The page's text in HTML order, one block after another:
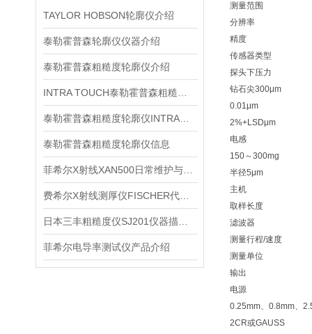
TAYLOR HOBSON轮廓仪介绍
泰勒霍普森轮廓仪仪器介绍
泰勒霍普森粗糙度轮廓仪介绍
泰勒霍普森粗糙度轮廓仪信息
菲希尔电导率测试仪产品介绍
测量范围
分辨率
精度
传感器类型
探头下压力
钻石尖300μm
0.01μm
2%+LSDμm
电感
150～300mg
半径5μm
主机
取样长度
滤波器
测量行程/速度
测量单位
输出
电源
0.25mm、0.8mm、
2CR或GAUSS